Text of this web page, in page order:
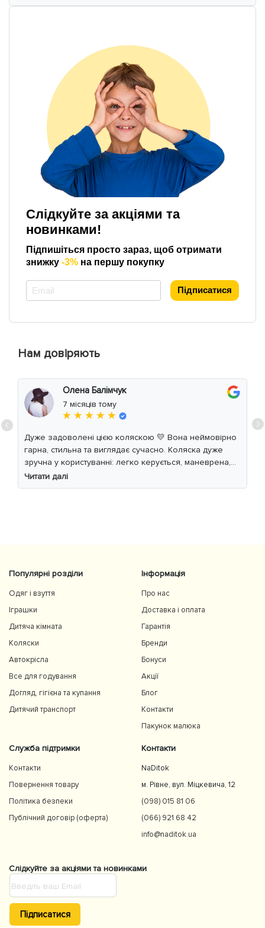
Слідкуйте за акціями та
новинками!
Підпишіться просто зараз, щоб отримати
знижку -3% на першу покупку
Підписатися
Нам довіряють
Олена Балімчук
7 місяців тому
★ ★ ★ ★ ★
Дуже задоволені цією коляскою 💛 Вона неймовірно
гарна, стильна та виглядає сучасно. Коляска дуже
зручна у користуванні: легко керується, маневрена,
м’який хід навіть по нерівній дорозі. Дитині
комфортно, просторе сидіння та великий капюшон
Читати далі
Популярні розділи
Одяг і взуття
Іграшки
Дитяча кімната
Коляски
Автокрісла
Все для годування
Догляд, гігієна та купання
Дитячий транспорт
Інформація
Про нас
Доставка і оплата
Гарантія
Бренди
Бонуси
Акції
Блог
Контакти
Пакунок малюка
Служба підтримки
Контакти
Повернення товару
Політика безпеки
Публічний договір (оферта)
Контакти
NaDitok
м. Рівне, вул. Міцкевича, 12
(098) 015 81 06
(066) 921 68 42
info@naditok.ua
Слідкуйте за акціями та новинками
Підписатися